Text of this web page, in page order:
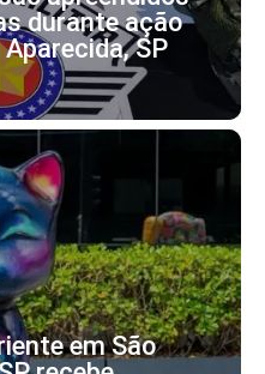
durante ação
SP
em São